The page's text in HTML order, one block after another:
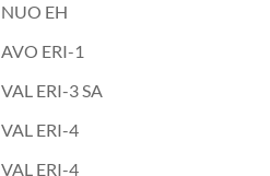
NUO EH
AVO ERI-1
VAL ERI-3 SA
VAL ERI-4
VAL ERI-4